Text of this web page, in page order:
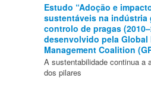
Estudo “Adoção e
sustentáveis na indústria
controlo de pragas
desenvolvido pela Global
Management Coalition
A sustentabilidade continua a
dos pilares